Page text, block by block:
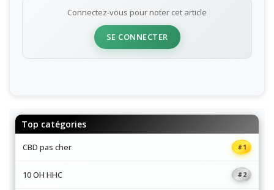
Connectez-vous pour noter cet article
SE CONNECTER
Top catégories
CBD pas cher #1
10 OH HHC #2